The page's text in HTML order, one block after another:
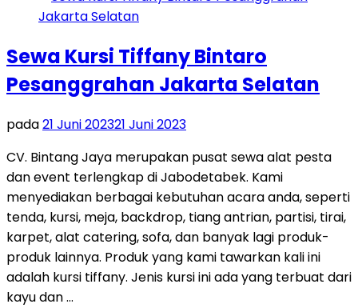
Sewa Kursi Tiffany Bintaro
Pesanggrahan Jakarta Selatan
pada21 Juni 202321 Juni 2023
CV. Bintang Jaya merupakan pusat sewa alat pesta
dan event terlengkap di Jabodetabek. Kami
menyediakan berbagai kebutuhan acara anda, seperti
tenda, kursi, meja, backdrop, tiang antrian, partisi, tirai,
karpet, alat catering, sofa, dan banyak lagi produk-
produk lainnya. Produk yang kami tawarkan kali ini
adalah kursi tiffany. Jenis kursi ini ada yang terbuat dari
kayu dan …